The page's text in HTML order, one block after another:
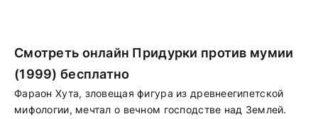
Смотреть онлайн Придурки против мумии
(1999) бесплатно
Фараон Хута, зловещая фигура из древнеегипетской
мифологии, мечтал о вечном господстве над Землей.